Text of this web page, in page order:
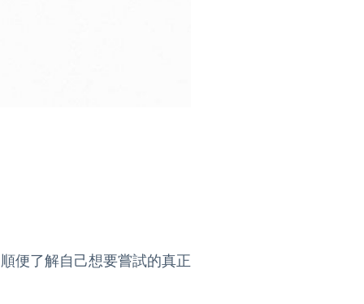
便了解自己想要嘗試的真正